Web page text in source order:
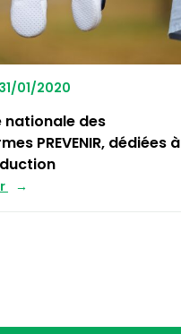
01/2020
nationale des
PREVENIR, dédiées à